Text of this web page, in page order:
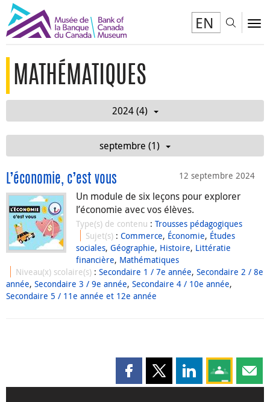
EN
MATHÉMATIQUES
2024 (4)
septembre (1)
12 septembre 2024
L’économie, c’est vous
Un module de six leçons pour explorer
l’économie avec vos élèves.
Type(s) de contenu : Trousses pédagogiques
Sujet(s) :Commerce, Économie, Études
sociales, Géographie, Histoire, Littératie
financière, Mathématiques
Niveau(x) scolaire(s) :Secondaire 1 / 7e année,Secondaire 2 / 8e
année, Secondaire 3 / 9e année, Secondaire 4 / 10e année,
Secondaire 5 / 11e année et 12e année
Partager cette page sur
Partager cette page sur X
Partager cette
Partagez